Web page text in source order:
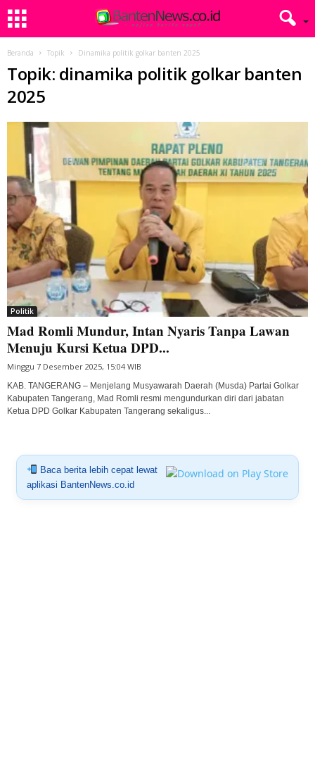
Beranda Topik Dinamika politik golkar banten 2025
Topik: dinamika politik golkar banten
2025
Politik
Mad Romli Mundur, Intan Nyaris Tanpa Lawan
Menuju Kursi Ketua DPD...
Minggu 7 Desember 2025, 15:04 WIB
KAB. TANGERANG – Menjelang Musyawarah Daerah (Musda) Partai Golkar
Kabupaten Tangerang, Mad Romli resmi mengundurkan diri dari jabatan
Ketua DPD Golkar Kabupaten Tangerang sekaligus...
Baca berita lebih cepat lewat
aplikasi BantenNews.co.id